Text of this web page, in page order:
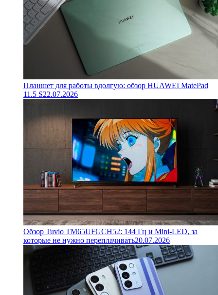
Планшет для работы вдолгую: обзор HUAWEI MatePad
11.5 S22.07.2026
Обзор Tuvio TM65UFGCH52: 144 Гц и Mini-LED, за
которые не нужно переплачивать20.07.2026